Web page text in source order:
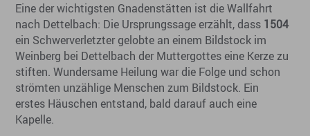
Eine der wichtigsten Gnadenstätten ist die Wallfahrt
nach Dettelbach: Die Ursprungssage erzählt, dass 1504
ein Schwerverletzter gelobte an einem Bildstock im
Weinberg bei Dettelbach der Muttergottes eine Kerze zu
stiften. Wundersame Heilung war die Folge und schon
strömten unzählige Menschen zum Bildstock. Ein
erstes Häuschen entstand, bald darauf auch eine
Kapelle.